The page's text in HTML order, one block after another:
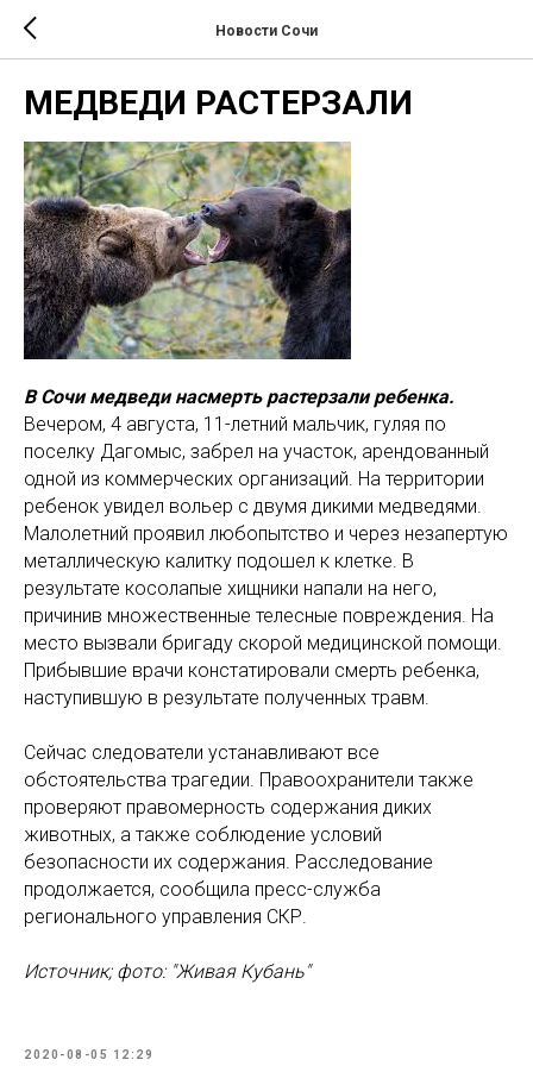
Новости Сочи
МЕДВЕДИ РАСТЕРЗАЛИ
В Сочи медведи насмерть растерзали ребенка.
Вечером, 4 августа, 11-летний мальчик, гуляя по
поселку Дагомыс, забрел на участок, арендованный
одной из коммерческих организаций. На территории
ребенок увидел вольер с двумя дикими медведями.
Малолетний проявил любопытство и через незапертую
металлическую калитку подошел к клетке. В
результате косолапые хищники напали на него,
причинив множественные телесные повреждения. На
место вызвали бригаду скорой медицинской помощи.
Прибывшие врачи констатировали смерть ребенка,
наступившую в результате полученных травм.
Сейчас следователи устанавливают все
обстоятельства трагедии. Правоохранители также
проверяют правомерность содержания диких
животных, а также соблюдение условий
безопасности их содержания. Расследование
продолжается, сообщила пресс-служба
регионального управления СКР.
Источник; фото: "Живая Кубань"
2020-08-05 12:29